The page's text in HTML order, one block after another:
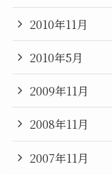
2010年11月
2010年5月
2009年11月
2008年11月
2007年11月